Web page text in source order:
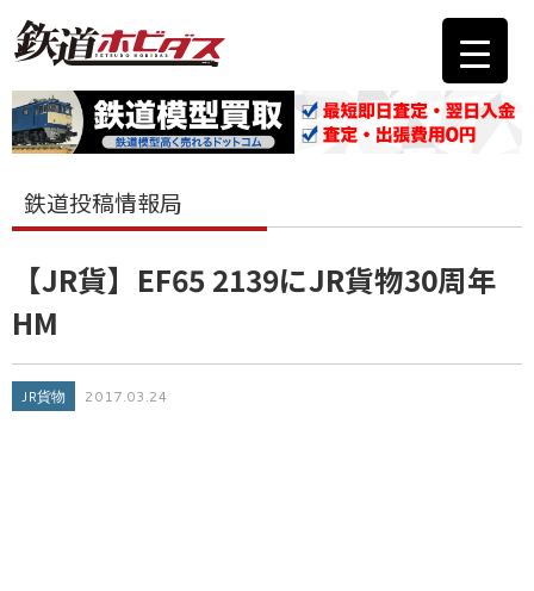
鉄道投稿情報局
【JR貨】EF65 2139にJR貨物30周年
HM
JR貨物 2017.03.24